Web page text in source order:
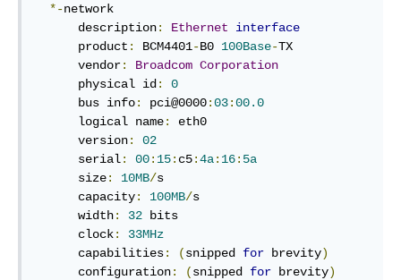
*-network
      description
: Ethernet
interface
      product
: BCM4401-B0 100Base-TX
      vendor
: Broadcom Corporation
      physical id
:
0
      bus info
: pci@0000:03:00.0
      logical name
:
eth0
      version
:
02
      serial
: 00: 15: c5:4a: 16: 5a
      size
: 10MB/s
      capacity
: 100MB/s
      width
: 32 bits
      clock
:
33MHz
      capabilities
: (snipped for brevity)
      configuration
: (snipped for brevity)